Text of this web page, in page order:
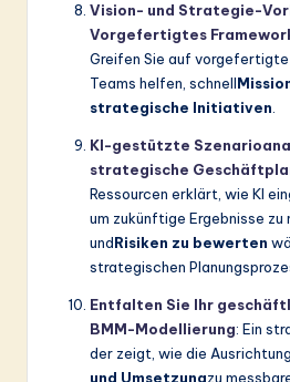
Vision- und Strategie-
Vorgefertigtes
Greifen Sie auf vorgefertigte
Teams helfen, schnell
strategische Initiativen.
KI-gestützte
strategische
Ressourcen erklärt, wie KI
um zukünftige Ergebnisse zu
undRisiken zu bewerten
strategischen
Entfalten Sie Ihr
BMM-Modellierung: Ein
der zeigt, wie die
und Umsetzungzu